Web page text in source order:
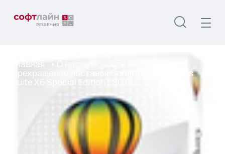
Главная
Прекращение поставок CorelDRAW Graphics
Suite X6 Special Edition ESD RU